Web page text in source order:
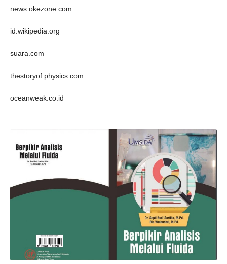
news.okezone.com
id.wikipedia.org
suara.com
thestoryof physics.com
oceanweak.co.id